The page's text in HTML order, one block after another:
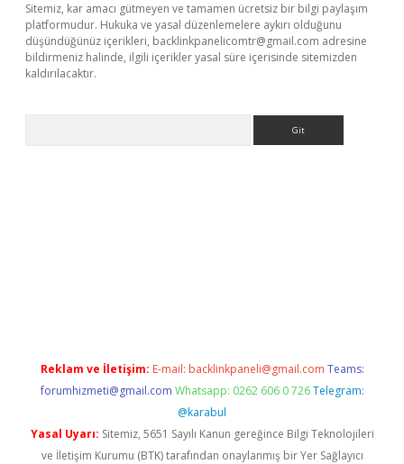
Sitemiz, kar amacı gütmeyen ve tamamen ücretsiz bir bilgi paylaşım
platformudur. Hukuka ve yasal düzenlemelere aykırı olduğunu
düşündüğünüz içerikleri, backlinkpanelicomtr@gmail.com adresine
bildirmeniz halinde, ilgili içerikler yasal süre içerisinde sitemizden
kaldırılacaktır.
Reklam ve İletişim: E-mail: backlinkpaneli@gmail.com Teams:
forumhizmeti@gmail.com Whatsapp: 0262 606 0 726 Telegram:
@karabul
Yasal Uyarı: Sitemiz, 5651 Sayılı Kanun gereğince Bilgi Teknolojileri
ve İletişim Kurumu (BTK) tarafından onaylanmış bir Yer Sağlayıcı